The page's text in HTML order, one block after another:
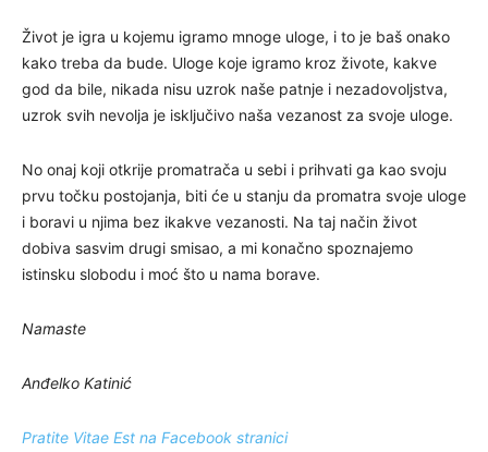
Život je igra u kojemu igramo mnoge uloge, i to je baš onako
kako treba da bude. Uloge koje igramo kroz živote, kakve
god da bile, nikada nisu uzrok naše patnje i nezadovoljstva,
uzrok svih nevolja je isključivo naša vezanost za svoje uloge.
No onaj koji otkrije promatrača u sebi i prihvati ga kao svoju
prvu točku postojanja, biti će u stanju da promatra svoje uloge
i boravi u njima bez ikakve vezanosti. Na taj način život
dobiva sasvim drugi smisao, a mi konačno spoznajemo
istinsku slobodu i moć što u nama borave.
Namaste
Anđelko Katinić
Pratite Vitae Est na Facebook stranici